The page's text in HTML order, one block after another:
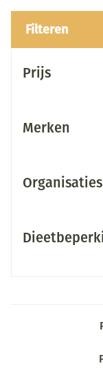
Filteren
Prijs
Merken
Organisaties